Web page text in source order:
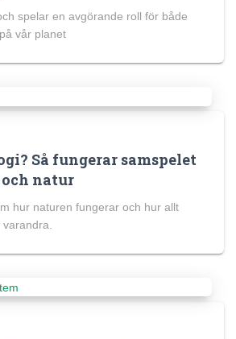
spelar en avgörande roll för både
vår planet
Så fungerar samspelet
natur
hur naturen fungerar och hur allt